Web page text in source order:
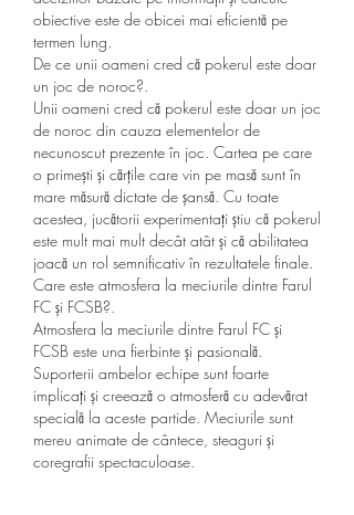
obiective este de obicei mai eficientă pe
termen lung.
De ce unii oameni cred că pokerul este doar
un joc de noroc?.
Unii oameni cred că pokerul este doar un joc
de noroc din cauza elementelor de
necunoscut prezente în joc. Cartea pe care
o primești și cărțile care vin pe masă sunt în
mare măsură dictate de șansă. Cu toate
acestea, jucătorii experimentați știu că pokerul
este mult mai mult decât atât și că abilitatea
joacă un rol semnificativ în rezultatele finale.
Care este atmosfera la meciurile dintre Farul
FC și FCSB?.
Atmosfera la meciurile dintre Farul FC și
FCSB este una fierbinte și pasională.
Suporterii ambelor echipe sunt foarte
implicați și creează o atmosferă cu adevărat
specială la aceste partide. Meciurile sunt
mereu animate de cântece, steaguri și
coregrafii spectaculoase.